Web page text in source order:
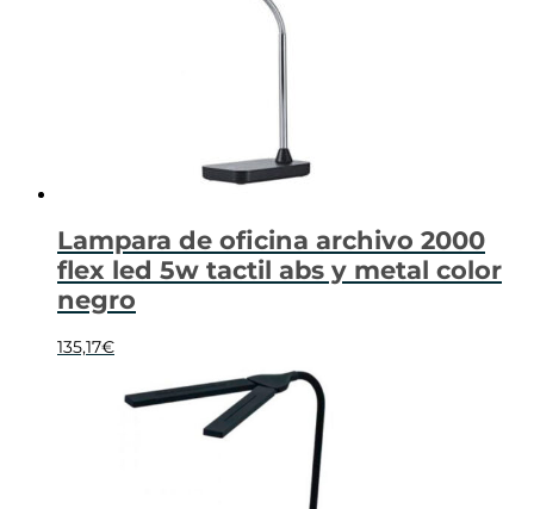
Lampara de oficina archivo 2000
flex led 5w tactil abs y metal color
negro
135,17€